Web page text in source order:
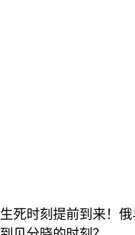
生死时刻提前到来！